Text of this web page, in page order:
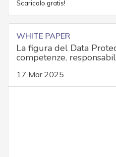
Scaricalo gratis!
WHITE PAPER
La figura del Data
competenze,
17 Mar 2025